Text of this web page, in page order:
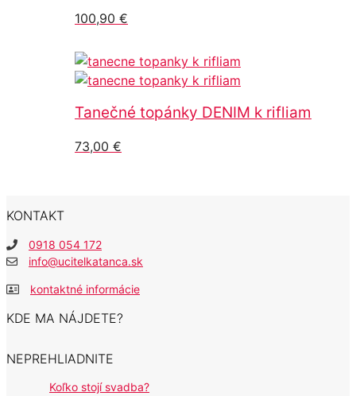
100,90 €
Tanečné topánky DENIM k rifliam
73,00 €
KONTAKT
0918 054 172
info@ucitelkatanca.sk
kontaktné informácie
KDE MA NÁJDETE?
NEPREHLIADNITE
Koľko stojí svadba?